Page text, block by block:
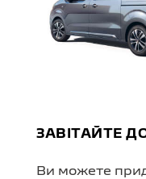
ЗАВІТАЙТЕ
Ви можете